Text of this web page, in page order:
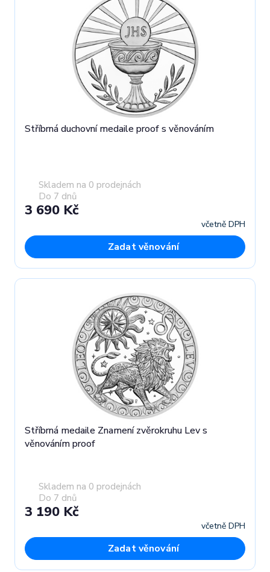
Stříbrná duchovní medaile proof s věnováním
Skladem na 0 prodejnách
Do 7 dnů
3 690 Kč
včetně DPH
Zadat věnování
Stříbrná medaile Znamení zvěrokruhu Lev s
věnováním proof
Skladem na 0 prodejnách
Do 7 dnů
3 190 Kč
včetně DPH
Zadat věnování